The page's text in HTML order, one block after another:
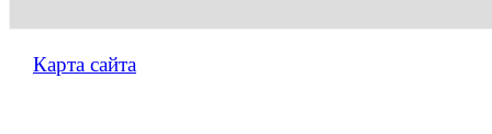
Карта сайта